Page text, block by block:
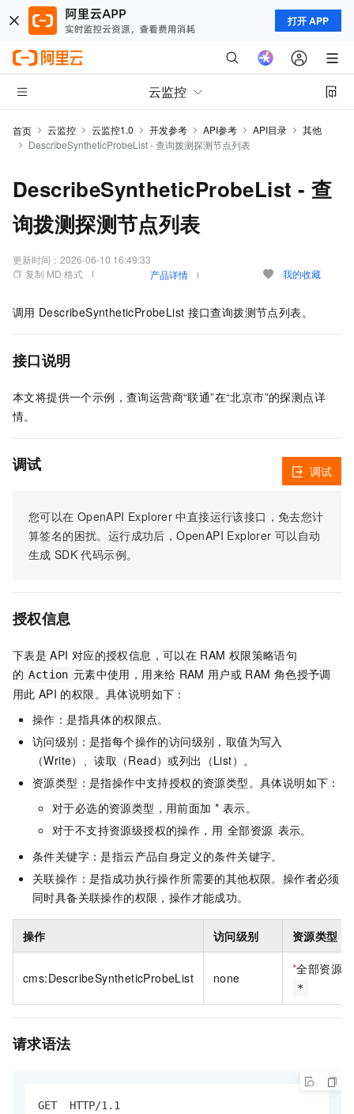
打开 APP
云监控
首页 云监控 云监控1.0 开发参考 API参考 API目录
其他
DescribeSyntheticProbeList - 查询拨测探测节点列表
DescribeSyntheticProbeList - 查
询拨测探测节点列表
更新时间： 2026-06-10 16:49:33
复制 MD 格式
产品详情 我的收藏
调用 DescribeSyntheticProbeList 接口查询拨测节点列表。
接口说明
本文将提供一个示例，查询运营商“联通”在“北京市”的探测点详
情。
调试
您可以在 OpenAPI Explorer 中直接运行该接口，免去您计
算签名的困扰。运行成功后，OpenAPI Explorer 可以自动
生成 SDK 代码示例。
调试
授权信息
下表是 API 对应的授权信息，可以在 RAM 权限策略语句
的 Action 元素中使用，用来给 RAM 用户或 RAM 角色授予调
用此 API 的权限。具体说明如下：
操作：是指具体的权限点。
访问级别：是指每个操作的访问级别，取值为写入
（Write）、读取（Read）或列出（List）。
资源类型：是指操作中支持授权的资源类型。具体说明如下：
对于必选的资源类型，用前面加 * 表示。
对于不支持资源级授权的操作，用 全部资源 表示。
条件关键字：是指云产品自身定义的条件关键字。
关联操作：是指成功执行操作所需要的其他权限。操作者必须
同时具备关联操作的权限，操作才能成功。
操作 访问级别 资源类型
cms:DescribeSyntheticProbeList none
*全部资源
*
请求语法
GET  HTTP/1.1